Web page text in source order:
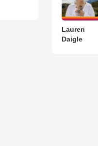
Lauren
Daigle